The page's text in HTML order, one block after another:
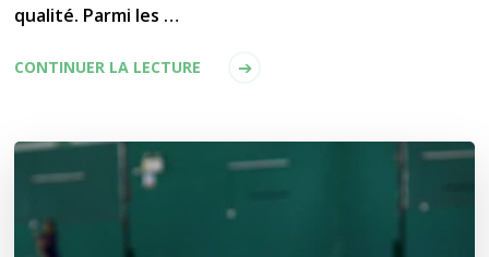
qualité. Parmi les …
CONTINUER LA LECTURE